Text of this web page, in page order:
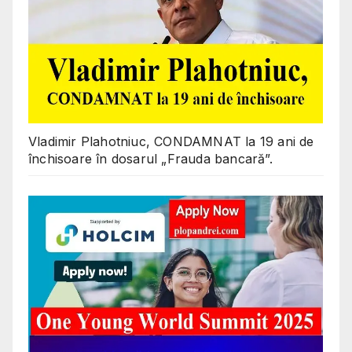
Vladimir Plahotniuc, CONDAMNAT la 19 ani de
închisoare în dosarul „Frauda bancară”.